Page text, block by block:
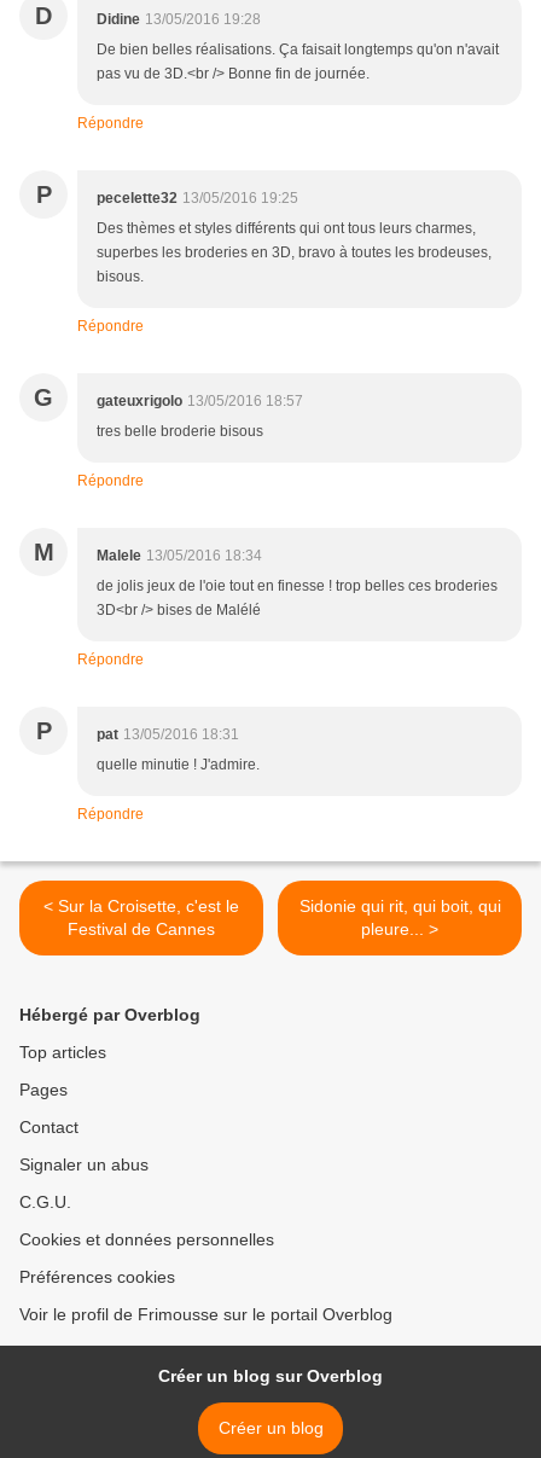
D Didine 13/05/2016 19:28
De bien belles réalisations. Ça faisait longtemps qu'on n'avait
pas vu de 3D.<br /> Bonne fin de journée.
Répondre
P pecelette32 13/05/2016 19:25
Des thèmes et styles différents qui ont tous leurs charmes,
superbes les broderies en 3D, bravo à toutes les brodeuses,
bisous.
Répondre
G gateuxrigolo 13/05/2016 18:57
tres belle broderie bisous
Répondre
M Malele 13/05/2016 18:34
de jolis jeux de l'oie tout en finesse ! trop belles ces broderies
3D<br /> bises de Malélé
Répondre
P pat 13/05/2016 18:31
quelle minutie ! J'admire.
Répondre
< Sur la Croisette, c'est le
Festival de Cannes
Sidonie qui rit, qui boit, qui
pleure... >
Hébergé par Overblog
Top articles
Pages
Contact
Signaler un abus
C.G.U.
Cookies et données personnelles
Préférences cookies
Voir le profil de Frimousse sur le portail Overblog
Créer un blog sur Overblog
Créer un blog